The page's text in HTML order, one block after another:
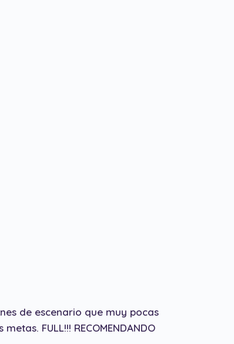
de escenario que muy pocas
FULL!!! RECOMENDANDO